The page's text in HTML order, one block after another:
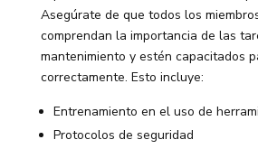
Asegúrate de que todos los
comprendan la importancia de las
mantenimiento y estén capacitados
correctamente. Esto incluye:
Entrenamiento en el uso de
Protocolos de seguridad